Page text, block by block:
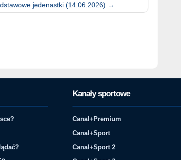
jedenastki (14.06.2026) →
Kanały sportowe
Canal+Premium
Canal+Sport
Canal+Sport 2